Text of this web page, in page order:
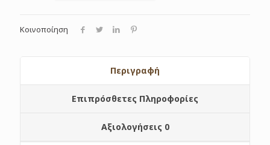
Κοινοποίηση
Περιγραφή
Επιπρόσθετες Πληροφορίες
Αξιολογήσεις 0